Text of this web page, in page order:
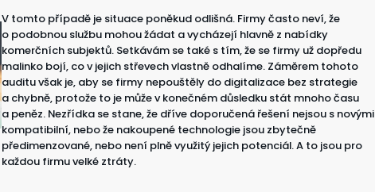
V tomto případě je situace poněkud odlišná. Firmy často neví, že
o podobnou službu mohou žádat a vycházejí hlavně z nabídky
komerčních subjektů. Setkávám se také s tím, že se firmy už dopředu
malinko bojí, co v jejich střevech vlastně odhalíme. Záměrem tohoto
auditu však je, aby se firmy nepouštěly do digitalizace bez strategie
a chybně, protože to je může v konečném důsledku stát mnoho času
a peněz. Nezřídka se stane, že dříve doporučená řešení nejsou s novými
kompatibilní, nebo že nakoupené technologie jsou zbytečně
předimenzované, nebo není plně využitý jejich potenciál. A to jsou pro
každou firmu velké ztráty.